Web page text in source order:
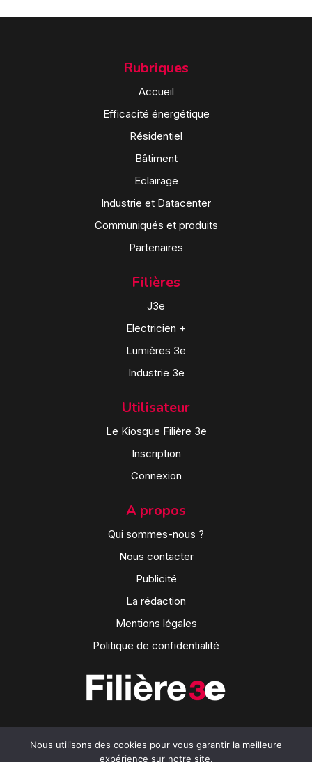
Rubriques
Accueil
Efficacité énergétique
Résidentiel
Bâtiment
Eclairage
Industrie et Datacenter
Communiqués et produits
Partenaires
Filières
J3e
Electricien +
Lumières 3e
Industrie 3e
Utilisateur
Le Kiosque Filière 3e
Inscription
Connexion
A propos
Qui sommes-nous ?
Nous contacter
Publicité
La rédaction
Mentions légales
Politique de confidentialité
Nous utilisons des cookies pour vous garantir la meilleure
expérience sur notre site.